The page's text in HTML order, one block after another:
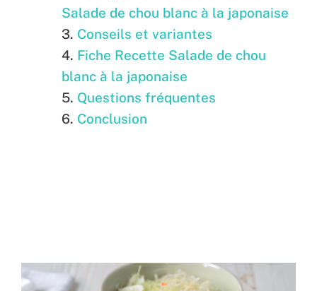
Salade de chou blanc à la japonaise
Conseils et variantes
Fiche Recette Salade de chou
blanc à la japonaise
Questions fréquentes
Conclusion